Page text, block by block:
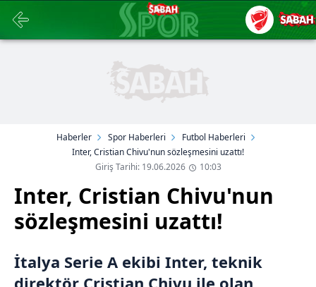
Haberler Spor Haberleri
Futbol Haberleri
Inter, Cristian Chivu'nun sözleşmesini uzattı!
Giriş Tarihi: 19.06.2026
10:03
Inter, Cristian Chivu'nun
sözleşmesini uzattı!
İtalya Serie A ekibi Inter, teknik
direktör Cristian Chivu ile olan